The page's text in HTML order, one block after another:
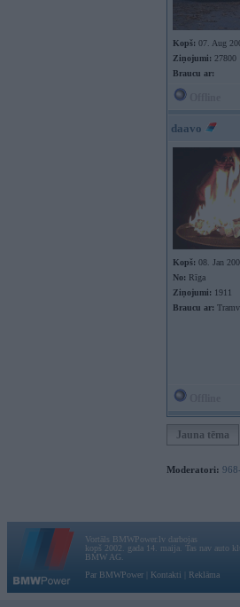
Kopš: 07. Aug
Ziņojumi: 27800
Braucu ar:
daavo
Kopš: 08. Jan
No: Rīga
Ziņojumi: 1911
Braucu ar:
Jauna tēma
Moderatori:
Vortāls BMWPower.lv darbojas
kopš 2002. gada 14. maija. Tas nav auto
BMW AG.
Par BMWPower
Kontakti Reklāma